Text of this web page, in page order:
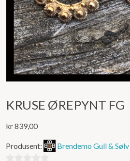
KRUSE ØREPYNT FG
kr839,00
Produsent: Brendemo Gull & Sølv